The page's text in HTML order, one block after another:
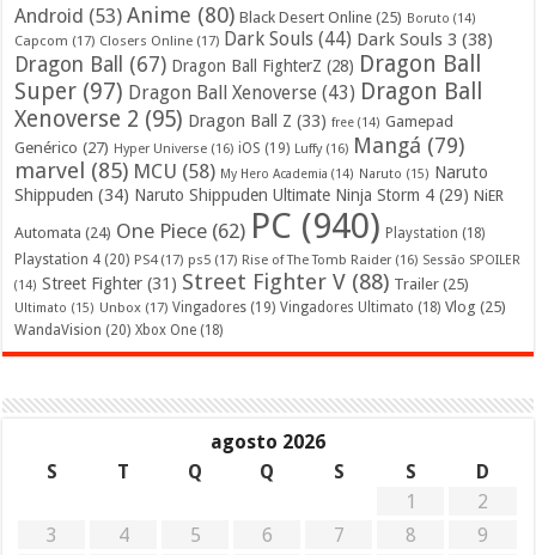
Android (53) Anime (80) Black Desert Online (25) Boruto (14)
Capcom (17) Closers Online (17) Dark Souls (44) Dark Souls 3 (38)
Dragon Ball (67) Dragon Ball FighterZ (28) Dragon Ball
Super (97) Dragon Ball Xenoverse (43) Dragon Ball
Xenoverse 2 (95) Dragon Ball Z (33) free (14) Gamepad
Genérico (27) Hyper Universe (16) iOS (19) Luffy(16) Mangá (79)
marvel (85) MCU (58) My Hero Academia (14) Naruto (15) Naruto
Shippuden (34) Naruto Shippuden Ultimate Ninja Storm 4 (29) NiER
Automata (24) One Piece (62) PC (940) Playstation (18)
Playstation 4 (20) PS4(17) ps5 (17) Rise of The Tomb Raider (16) Sessão SPOILER
(14) Street Fighter (31) Street Fighter V (88) Trailer (25)
Ultimato (15) Unbox (17) Vingadores (19) Vingadores Ultimato (18) Vlog (25)
WandaVision (20) Xbox One (18)
agosto 2026
S
T Q Q S S
D
1
2
3
4 5 6 7 8
9